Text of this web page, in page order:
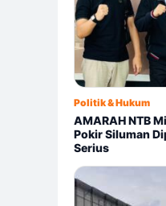
Politik & Hukum
AMARAH NTB
Pokir Siluman
Serius